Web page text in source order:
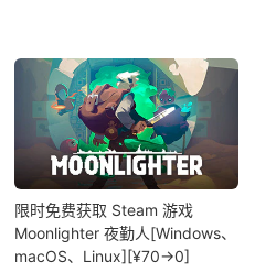
限时免费获取 Steam 游戏
Moonlighter 夜勤人[Windows、
macOS、Linux][¥70→0]